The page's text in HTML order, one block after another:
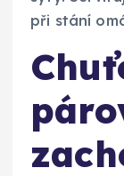
při stání